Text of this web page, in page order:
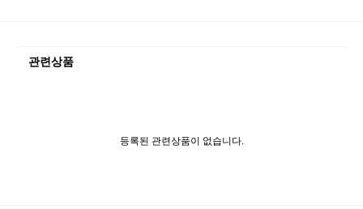
관련상품
등록된 관련상품이 없습니다.